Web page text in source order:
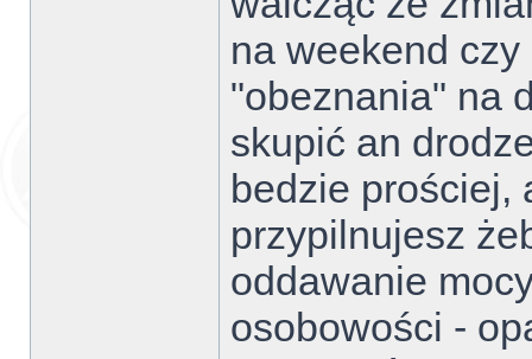
na weekend
"obeznania" na
skupić an
bedzie prościej,
przypilnujesz
oddawanie
osobowości -